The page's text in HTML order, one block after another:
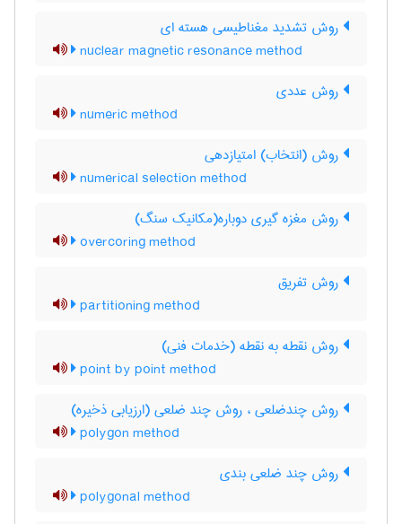
روش تشدید مغناطیسی هسته ای
nuclear magnetic resonance method
روش عددی
numeric method
روش (انتخاب) امتیازدهی
numerical selection method
روش مغزه گیری دوباره(مکانیک سنگ)
overcoring method
روش تفریق
partitioning method
روش نقطه به نقطه (خدمات فنی)
point by point method
روش چندضلعی ، روش چند ضلعی (ارزیابی ذخیره)
polygon method
روش چند ضلعی بندی
polygonal method